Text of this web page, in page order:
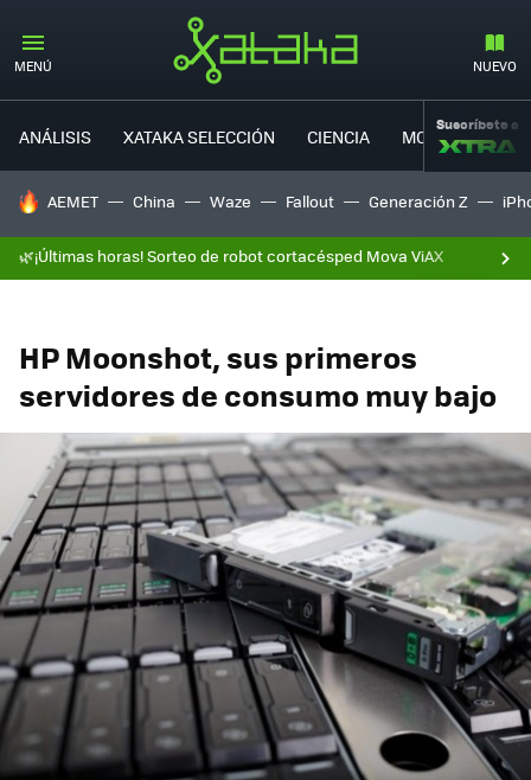
MENÚ NUEVO
ANÁLISIS XATAKA SELECCIÓN CIENCIA MOVILIDAD
Suscríbete a
HOY SE HABLA DE
AEMET China Waze Fallout Generación Z
🌿¡Últimas horas! Sorteo de robot cortacésped Mova ViAX
HP Moonshot, sus primeros
servidores de consumo muy bajo